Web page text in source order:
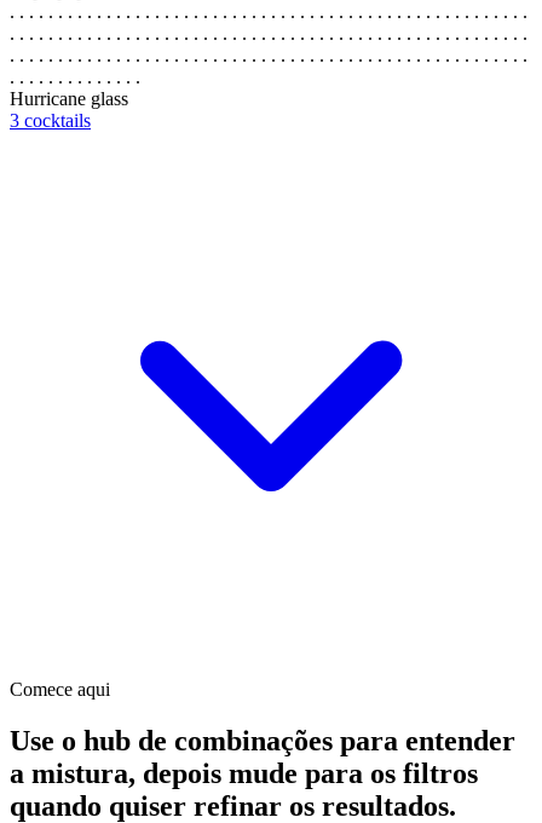
. . . . . . . . . . . . . . . . . . . . . . . . . . . . . . . . . . . . . . . . . . . . . . . . . . . . . .
. . . . . . . . . . . . . . . . . . . . . . . . . . . . . . . . . . . . . . . . . . . . . . . . . . . . . .
. . . . . . . . . . . . . . . . . . . . . . . . . . . . . . . . . . . . . . . . . . . . . . . . . . . . . .
. . . . . . . . . . . . . .
Hurricane glass
3 cocktails
Comece aqui
Use o hub de combinações para entender
a mistura, depois mude para os filtros
quando quiser refinar os resultados.